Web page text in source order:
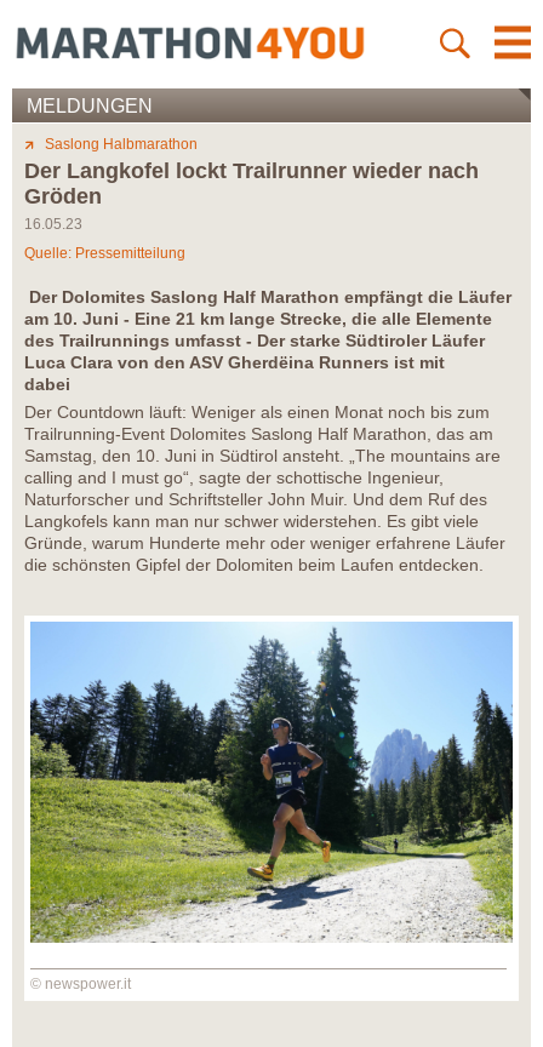
MELDUNGEN
Saslong Halbmarathon
Der Langkofel lockt Trailrunner wieder nach
Gröden
16.05.23
Quelle: Pressemitteilung
Der Dolomites Saslong Half Marathon empfängt die Läufer
am 10. Juni - Eine 21 km lange Strecke, die alle Elemente
des Trailrunnings umfasst - Der starke Südtiroler Läufer
Luca Clara von den ASV Gherdëina Runners ist mit
dabei
Der Countdown läuft: Weniger als einen Monat noch bis zum
Trailrunning-Event Dolomites Saslong Half Marathon, das am
Samstag, den 10. Juni in Südtirol ansteht. „The mountains are
calling and I must go“, sagte der schottische Ingenieur,
Naturforscher und Schriftsteller John Muir. Und dem Ruf des
Langkofels kann man nur schwer widerstehen. Es gibt viele
Gründe, warum Hunderte mehr oder weniger erfahrene Läufer
die schönsten Gipfel der Dolomiten beim Laufen entdecken.
© newspower.it